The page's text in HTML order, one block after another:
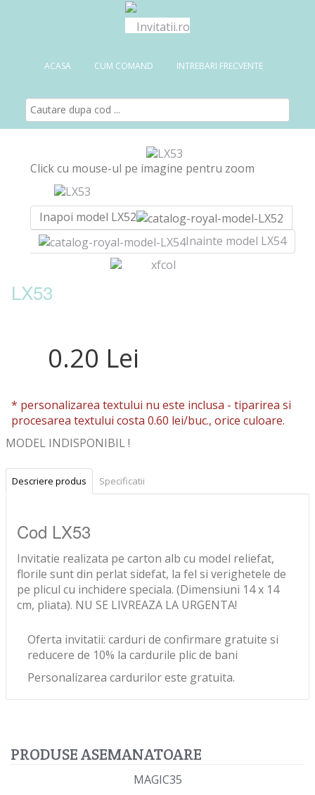
ACASA CUM COMAND INTREBARI FRECVENTE
Click cu mouse-ul pe imagine pentru zoom
Inapoi model LX52
Inainte model LX54
LX53
0.20 Lei
* personalizarea textului nu este inclusa - tiparirea si
procesarea textului costa 0.60 lei/buc., orice culoare.
MODEL INDISPONIBIL !
Descriere produs Specificatii
Cod LX53
Invitatie realizata pe carton alb cu model reliefat,
florile sunt din perlat sidefat, la fel si verighetele de
pe plicul cu inchidere speciala. (Dimensiuni 14 x 14
cm, pliata). NU SE LIVREAZA LA URGENTA!
Oferta invitatii: carduri de confirmare gratuite si
reducere de 10% la cardurile plic de bani
Personalizarea cardurilor este gratuita.
PRODUSE ASEMANATOARE
MAGIC35